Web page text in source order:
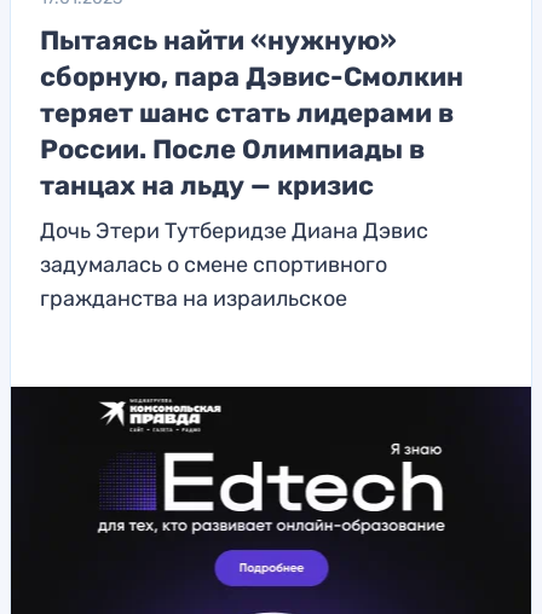
Пытаясь найти «нужную»
сборную, пара Дэвис-Смолкин
теряет шанс стать лидерами в
России. После Олимпиады в
танцах на льду — кризис
Дочь Этери Тутберидзе Диана Дэвис
задумалась о смене спортивного
гражданства на израильское